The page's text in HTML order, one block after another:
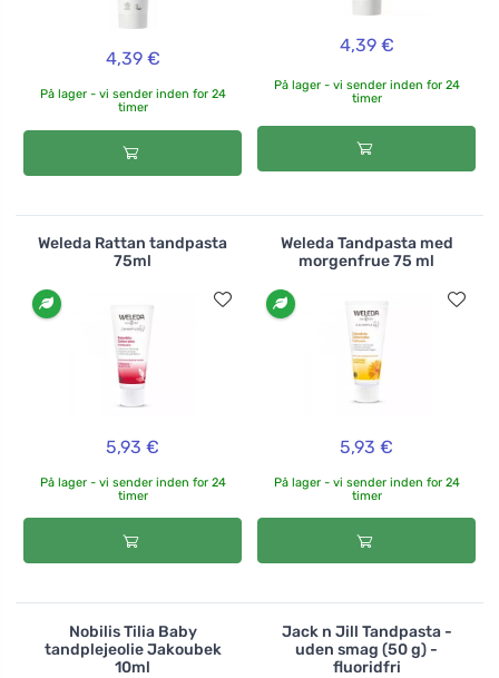
4,39 €
På lager - vi sender inden for 24
timer
4,39 €
På lager - vi sender inden for 24
timer
Weleda Rattan tandpasta
75ml
5,93 €
På lager - vi sender inden for 24
timer
Weleda Tandpasta med
morgenfrue 75 ml
5,93 €
På lager - vi sender inden for 24
timer
Nobilis Tilia Baby
tandplejeolie Jakoubek
10ml
Jack n Jill Tandpasta -
uden smag (50 g) -
fluoridfri